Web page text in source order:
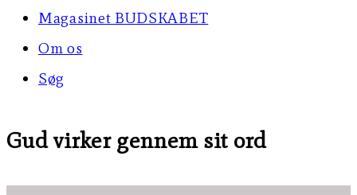
Magasinet BUDSKABET
Om os
Søg
Gud virker gennem sit ord